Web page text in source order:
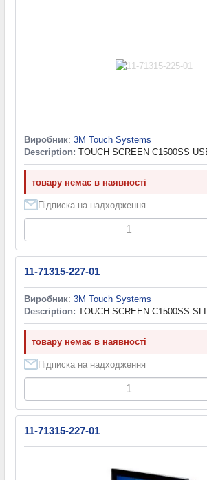
Виробник: 3M Touch Systems
Description: TOUCH SCREEN C1500SS
товару немає в наявності
Підписка на надходження
11-71315-227-01
Виробник: 3M Touch Systems
Description: TOUCH SCREEN C1500SS
товару немає в наявності
Підписка на надходження
11-71315-227-01